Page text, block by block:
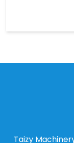
Taizy